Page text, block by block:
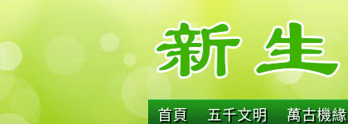
首頁 五千文明 萬古機緣